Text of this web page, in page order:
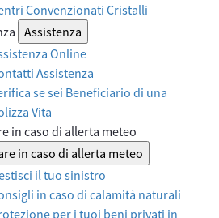
Convenzionati Cristalli
Assistenza
Online
Assistenza
se sei Beneficiario di una
Vita
in caso di allerta meteo
in caso di allerta meteo
il tuo sinistro
in caso di calamità naturali
per i tuoi beni privati in